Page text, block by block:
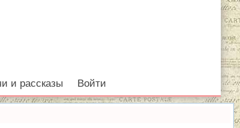
и рассказы Войти